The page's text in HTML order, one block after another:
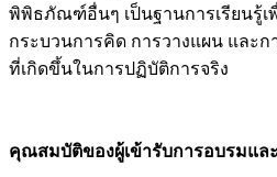
กระบวนการคิด การวางแผน และ
ที่เกิดขึ้นในการปฏิบัติการจริง
การฝึกอบรมเปิดกว้างให้กับนักศึกษ